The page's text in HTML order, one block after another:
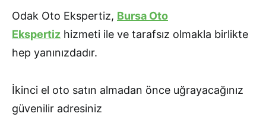
Odak Oto Ekspertiz, Bursa Oto
Ekspertiz hizmeti ile ve tarafsız olmakla birlikte
hep yanınızdadır.
İkinci el oto satın almadan önce uğrayacağınız
güvenilir adresiniz